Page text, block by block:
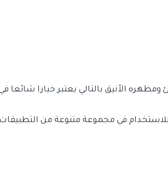
الأنيق بالتالي يعتبر خيارا شائعا
في مجموعة متنوعة من